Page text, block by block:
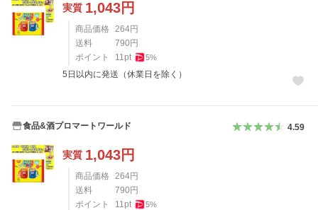
実質 1,043円
商品価格 264円
送料
790円
ポイント
11 pt 5%
5日以内に発送（休業日を除く）
食品&酒プロマートワールド 4.59
実質 1,043円
商品価格 264円
送料
790円
ポイント
11 pt 5%